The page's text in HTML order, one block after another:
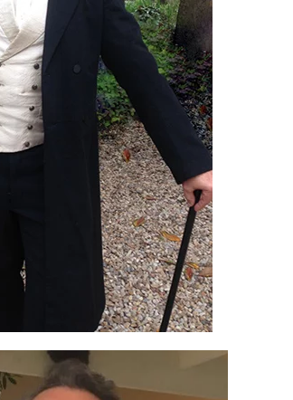
Victor Hugo
ennemi d'état
France télévision